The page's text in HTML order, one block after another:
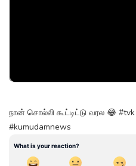
நான் சொல்லி கூட்டிட்டு வரல 😂
#kumudamnews